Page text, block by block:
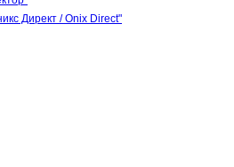
Директ / Onix Direct"